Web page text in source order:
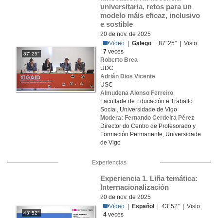
87' 25''
universitaria, retos para un
modelo máis eficaz, inclusivo
e sostible
20 de nov. de 2025
Vídeo |Galego | 87' 25'' | Visto:
7 veces
Roberto Brea
UDC
Adrián Dios Vicente
USC
Almudena Alonso Ferreiro
Facultade de Educación e Traballo
Social, Universidade de Vigo
Modera: Fernando Cerdeira Pérez
Director do Centro de Profesorado y
Formación Permanente, Universidade
de Vigo
Experiencias
43' 52''
Experiencia 1. Liña temática:
Internacionalización
20 de nov. de 2025
Vídeo
Español
| 43' 52'' | Visto:
4 veces